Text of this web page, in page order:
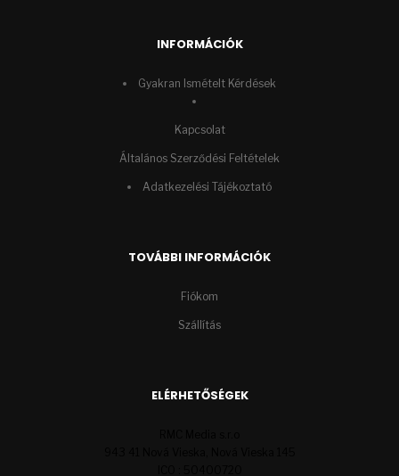
INFORMÁCIÓK
Gyakran Ismételt Kérdések
Kapcsolat
Általános Szerződési Feltételek
Adatkezelési Tájékoztató
TOVÁBBI INFORMÁCIÓK
Fiókom
Szállítás
ELÉRHETŐSÉGEK